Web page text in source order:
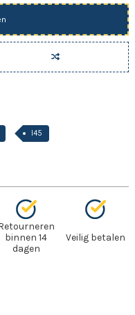
l45
binnen 14
dagen
Veilig betalen